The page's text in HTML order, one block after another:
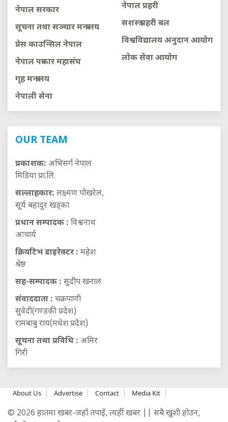
नेपाल सरकार
सूचना तथा सञ्चार मन्त्रालय
प्रेस काउन्सिल नेपाल
नेपाल पत्रकार महासंघ
गृह मन्त्रालय
नेपाली सेना
नेपाल प्रहरी
सशस्त्र प्रहरी बल
विश्वविद्यालय अनुदान आयाेग
लाेक सेवा आयाेग
OUR TEAM
प्रकाशक: अभिसर्ग नेपाल
मिडिया प्रा.लि.
सल्लाहकार: लक्ष्मण पोखरेल,
सूर्य बहादुर खड्का
प्रधान सम्पादक : विश्वनाथ
आचार्य
क्रियटिभ डाइरेक्टर : महेश
श्रेष्ठ
सह-सम्पादक : सुदीप खनाल
संवाददाता : चक्रपाणी
सुवेदी(गण्डकी प्रदेश)
रामबाबु राय(मधेश प्रदेश)
सूचना तथा प्रविधि : अमिर
गिरी
About Us Advertise Contact Media Kit
© 2026 हातमा खबर-जहाँ तपाइँ, त्यहीं खबर || सबै खुशी होउन,